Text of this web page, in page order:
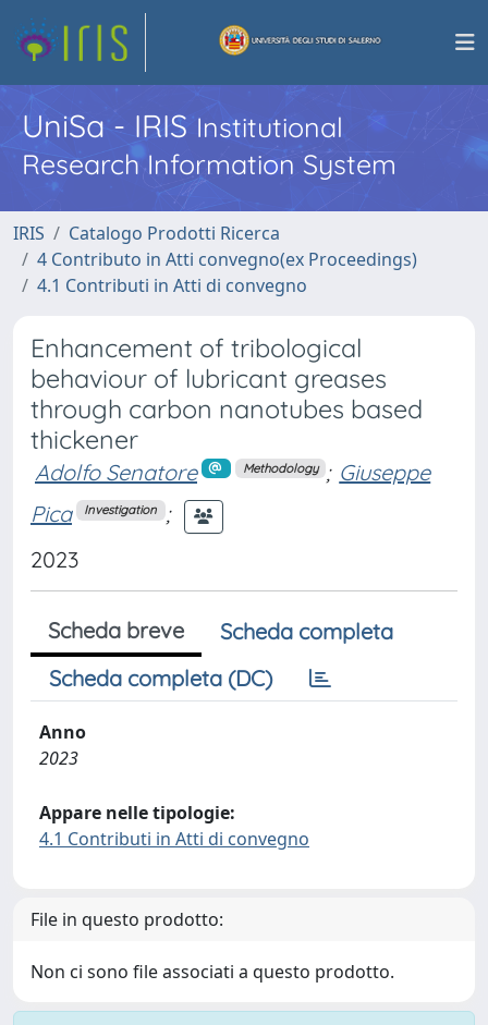
UniSa - IRISInstitutional
Research Information System
IRIS
Catalogo Prodotti Ricerca
4 Contributo in Atti convegno(ex Proceedings)
4.1 Contributi in Atti di convegno
Enhancement of tribological
behaviour of lubricant greases
through carbon nanotubes based
thickener
Adolfo Senatore Methodology ; Giuseppe
Pica
Investigation ;
2023
Scheda breve
Scheda completa
Scheda completa (DC)
Anno
2023
Appare nelle tipologie:
4.1 Contributi in Atti di convegno
File in questo prodotto:
Non ci sono file associati a questo prodotto.